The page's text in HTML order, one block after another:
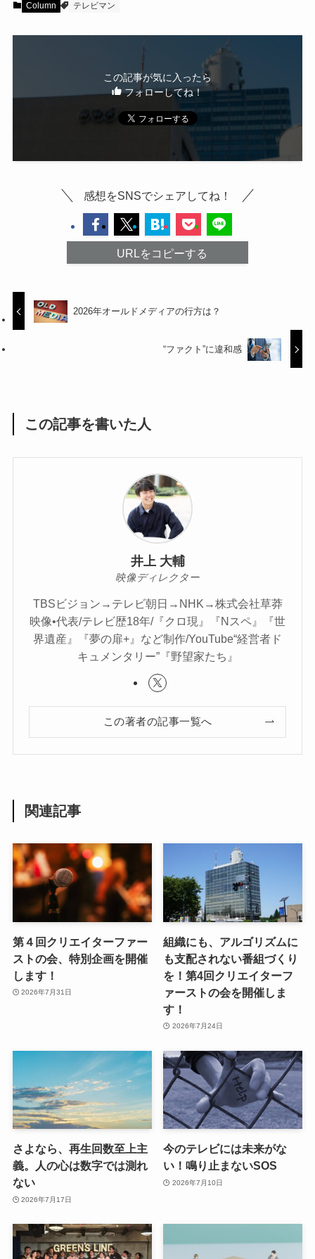
Column テレビマン
この記事が気に入ったら
フォローしてね！
感想をSNSでシェアしてね！
URLをコピーする
2026年オールドメディアの行方は？
“ファクト”に違和感
この記事を書いた人
井上 大輔
映像ディレクター
TBSビジョン→テレビ朝日→NHK→株式会社草莽
映像•代表/テレビ歴18年/『クロ現』『Nスペ』『世
界遺産』『夢の扉+』など制作/YouTube“経営者ド
キュメンタリー”『野望家たち』
この著者の記事一覧へ
関連記事
第４回クリエイターファー
ストの会、特別企画を開催
します！
2026年7月31日
組織にも、アルゴリズムに
も支配されない番組づくり
を！第4回クリエイターフ
ァーストの会を開催しま
す！
2026年7月24日
さよなら、再生回数至上主
義。人の心は数字では測れ
ない
2026年7月17日
今のテレビには未来がな
い！鳴り止まないSOS
2026年7月10日